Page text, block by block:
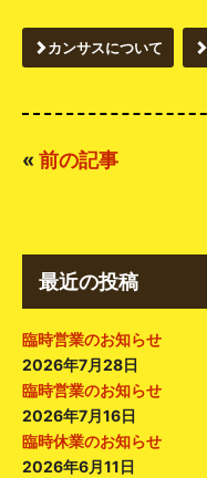
カンサスについて
« 前の記事
最近の投稿
臨時営業のお知らせ
2026年7月28日
臨時営業のお知らせ
2026年7月16日
臨時休業のお知らせ
2026年6月11日